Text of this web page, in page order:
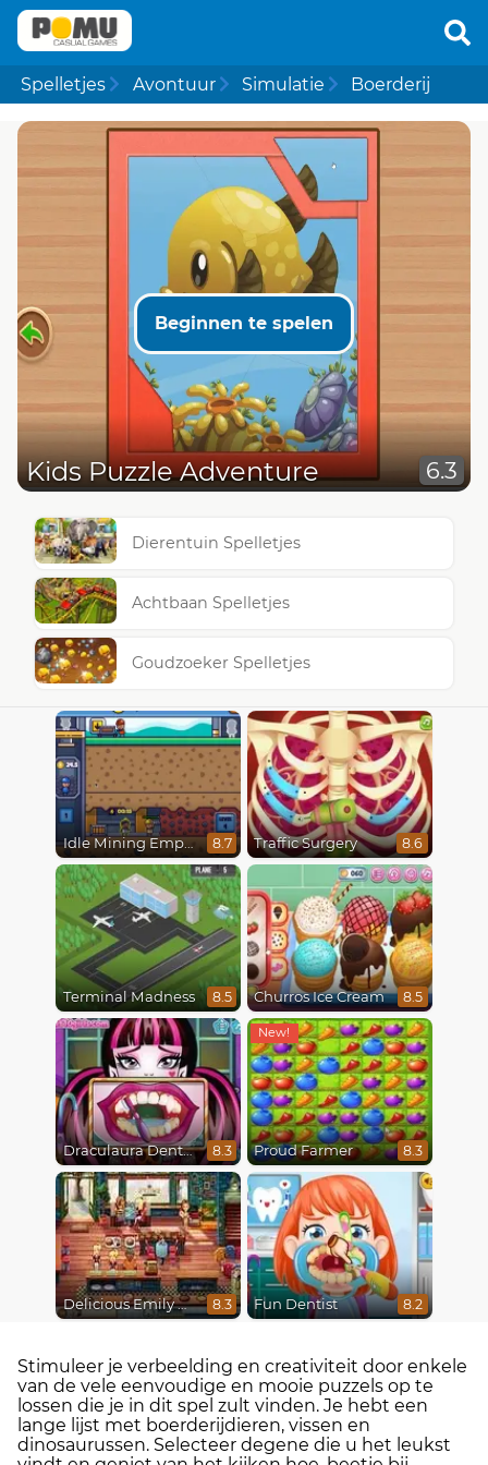
Spelletjes Avontuur Simulatie Boerderij
Beginnen te spelen
Kids Puzzle Adventure 6.3
Dierentuin Spelletjes
Achtbaan Spelletjes
Goudzoeker Spelletjes
Idle Mining Empire 8.7 Traffic Surgery 8.6
Terminal Madness 8.5 Churros Ice Cream 8.5
Draculaura Dentist 8.3 Proud Farmer 8.3
Delicious Emily New Beginning 8.3 Fun Dentist 8.2
Stimuleer je verbeelding en creativiteit door enkele
van de vele eenvoudige en mooie puzzels op te
lossen die je in dit spel zult vinden. Je hebt een
lange lijst met boerderijdieren, vissen en
dinosaurussen. Selecteer degene die u het leukst